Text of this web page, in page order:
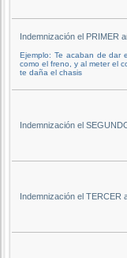
Indemnización el PRIMER
Ejemplo: Te acaban de dar
como el freno, y al meter el
te daña el chasis
Indemnización el
Indemnización el TERCER